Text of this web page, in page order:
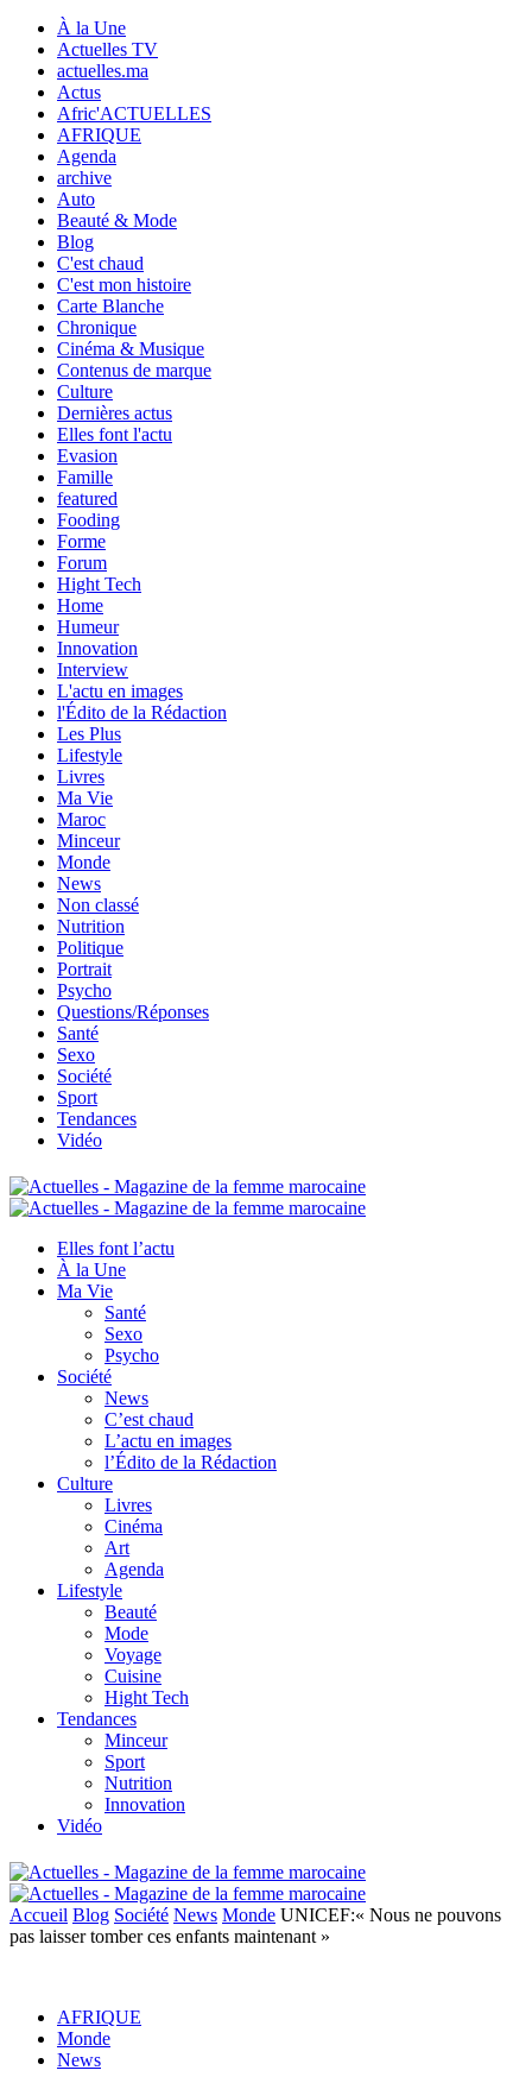
À la Une
Actuelles TV
actuelles.ma
Actus
Afric'ACTUELLES
AFRIQUE
Agenda
archive
Auto
Beauté & Mode
Blog
C'est chaud
C'est mon histoire
Carte Blanche
Chronique
Cinéma & Musique
Contenus de marque
Culture
Dernières actus
Elles font l'actu
Evasion
Famille
featured
Fooding
Forme
Forum
Hight Tech
Home
Humeur
Innovation
Interview
L'actu en images
l'Édito de la Rédaction
Les Plus
Lifestyle
Livres
Ma Vie
Maroc
Minceur
Monde
News
Non classé
Nutrition
Politique
Portrait
Psycho
Questions/Réponses
Santé
Sexo
Société
Sport
Tendances
Vidéo
Elles font l’actu
À la Une
Ma Vie
Santé
Sexo
Psycho
Société
News
C’est chaud
L’actu en images
l’Édito de la Rédaction
Culture
Livres
Cinéma
Art
Agenda
Lifestyle
Beauté
Mode
Voyage
Cuisine
Hight Tech
Tendances
Minceur
Sport
Nutrition
Innovation
Vidéo
Accueil Blog Société News Monde UNICEF:« Nous ne pouvons
pas laisser tomber ces enfants maintenant »
AFRIQUE
Monde
News